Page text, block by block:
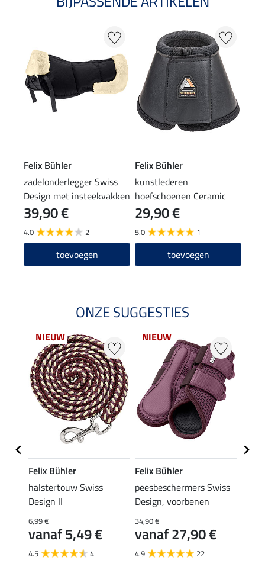
Felix Bühler
zadelonderlegger Swiss
Design met insteekvakken
voor correctiepads.
39,90 €
4.0 2
toevoegen
Felix Bühler
kunstlederen
hoefschoenen Ceramic
Rehab
29,90 €
5.0 1
toevoegen
ONZE SUGGESTIES
NIEUW
Felix Bühler
halstertouw Swiss
Design II
6,99 €
vanaf 5,49 €
4.5 4
NIEUW
Felix Bühler
peesbeschermers Swiss
Design, voorbenen
34,90 €
vanaf 27,90 €
4.9 22